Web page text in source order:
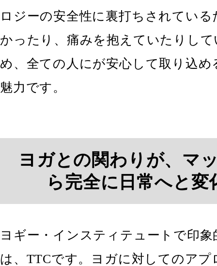
ロジーの安全性に裏打ちされてい
かったり、痛みを抱えていたりし
め、全ての人にが安心して取り込め
魅力です。
ヨガとの関わりが、マ
ら完全に日常へと変
ヨギー・インスティテュートで印
は、TTCです。ヨガに対してのア